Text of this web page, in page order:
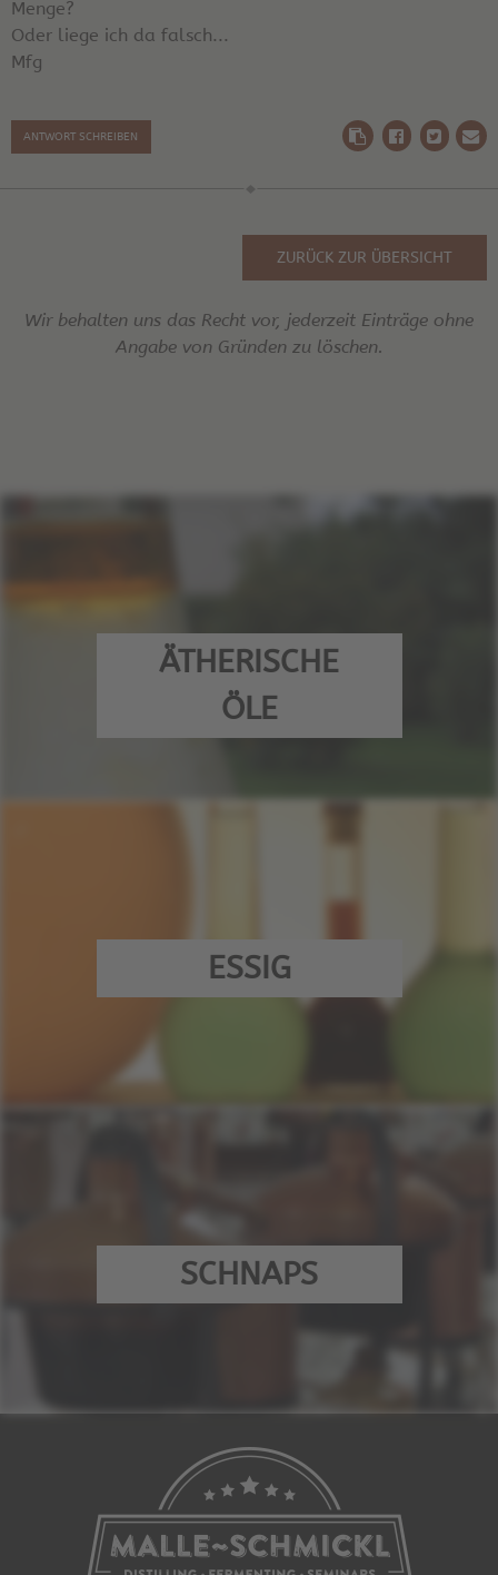
Menge?
Oder liege ich da falsch...
Mfg
ANTWORT SCHREIBEN
ZURÜCK ZUR ÜBERSICHT
Wir behalten uns das Recht vor, jederzeit Einträge ohne
Angabe von Gründen zu löschen.
ÄTHERISCHE
ÖLE
ESSIG
SCHNAPS